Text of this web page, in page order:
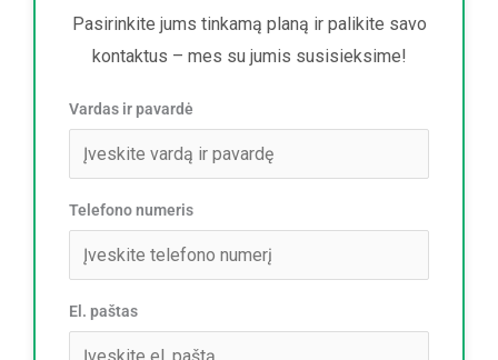
Pasirinkite jums tinkamą planą ir palikite savo
kontaktus – mes su jumis susisieksime!
Vardas ir pavardė
Telefono numeris
El. paštas